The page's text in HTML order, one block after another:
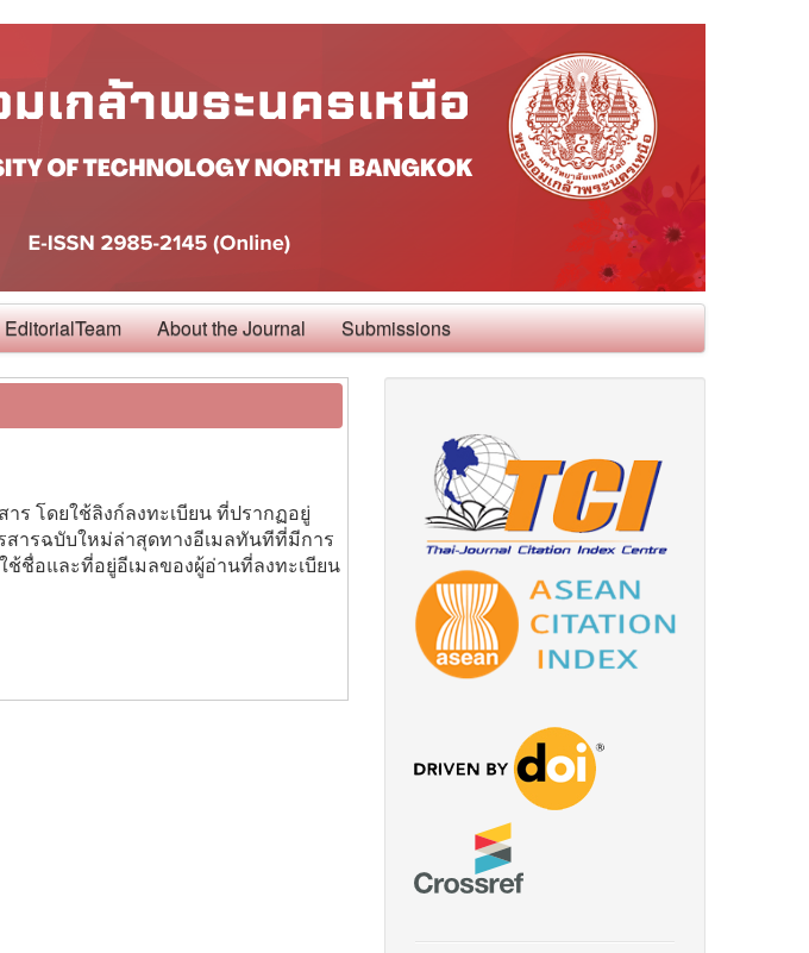
EditorialTeam About the Journal Submissions
ร โดยใช้ลิงก์ลงทะเบียน ที่ปรากฏอยู่
สารฉบับใหม่ล่าสุดทางอีเมลทันทีที่มีการ
ช้ชื่อและที่อยู่อีเมลของผู้อ่านที่ลงทะเบียน